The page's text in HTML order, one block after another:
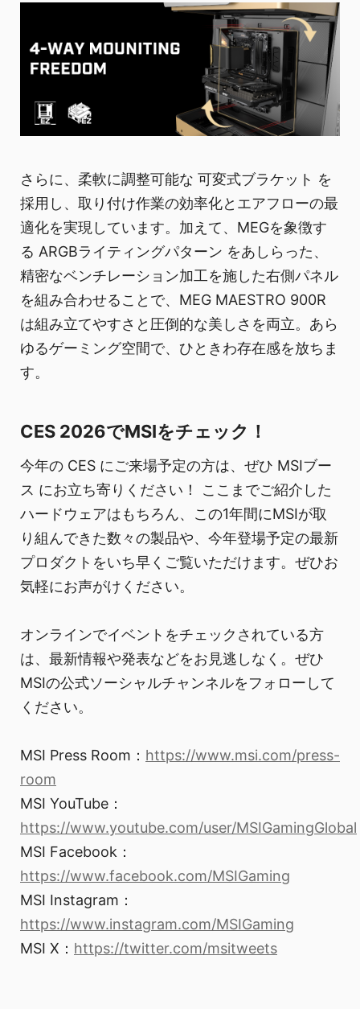
さらに、柔軟に調整可能な 可変式ブラケット を
採用し、取り付け作業の効率化とエアフローの最
適化を実現しています。加えて、MEGを象徴す
る ARGBライティングパターン をあしらった、
精密なベンチレーション加工を施した右側パネル
を組み合わせることで、MEG MAESTRO 900R
は組み立てやすさと圧倒的な美しさを両立。あら
ゆるゲーミング空間で、ひときわ存在感を放ちま
す。
CES 2026でMSIをチェック！
今年の CES にご来場予定の方は、ぜひ MSIブー
ス にお立ち寄りください！ ここまでご紹介した
ハードウェアはもちろん、この1年間にMSIが取
り組んできた数々の製品や、今年登場予定の最新
プロダクトをいち早くご覧いただけます。ぜひお
気軽にお声がけください。
オンラインでイベントをチェックされている方
は、最新情報や発表などをお見逃しなく。ぜひ
MSIの公式ソーシャルチャンネルをフォローして
ください。
MSI Press Room： https://www.msi.com/press-
room
MSI YouTube：
https://www.youtube.com/user/MSIGamingGlobal
MSI Facebook：
https://www.facebook.com/MSIGaming
MSI Instagram：
https://www.instagram.com/MSIGaming
MSI X： https://twitter.com/msitweets